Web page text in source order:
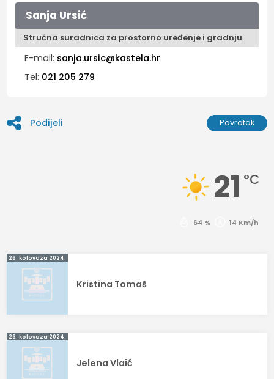
Sanja Ursić
Stručna suradnica za prostorno uređenje i gradnju
E-mail: sanja.ursic@kastela.hr
Tel: 021 205 279
Podijeli Povratak
21 °C
64 % 14 Km/h
Navigacija
objava
26. kolovoza 2024.
Kristina Tomaš
26. kolovoza 2024.
Jelena Vlaić